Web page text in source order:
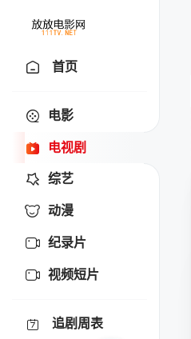
首页
电影
电视剧
综艺
动漫
纪录片
视频短片
追剧周表